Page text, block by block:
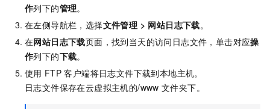
作列下的管理。
在左侧导航栏，选择文件管理 > 网站日志下载。
在网站日志下载页面，找到当天的访问日志文件，单击对应操
作列下的下载。
使用 FTP 客户端将日志文件下载到本地主机。
日志文件保存在云虚拟主机的/www 文件夹下。